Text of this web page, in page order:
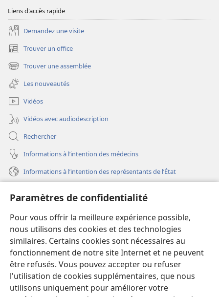
Paramètres de confidentialité
Pour vous offrir la meilleure expérience possible,
nous utilisons des cookies et des technologies
similaires. Certains cookies sont nécessaires au
fonctionnement de notre site Internet et ne peuvent
être refusés. Vous pouvez accepter ou refuser
l'utilisation de cookies supplémentaires, que nous
utilisons uniquement pour améliorer votre
nouvelles »
Liens d'accès rapide
Demandez une visite
Trouver un office
(ouvre
une
nouvelle
fenêtre)
Trouver une assemblée
(ouvre
une
nouvelle
fenêtre)
Les nouveautés
Vidéos
Vidéos avec audiodescription
Rechercher
Informations à l’intention des médecins
Informations à l’intention des représentants de l’État
(ouvre
une
nouvelle
fenêtre)
Bibliothèque en ligne
(ouvre
une
nouvelle
fenêtre)
JW Hub®
(ouvre
une
nouvelle
fenêtre)
JW Library